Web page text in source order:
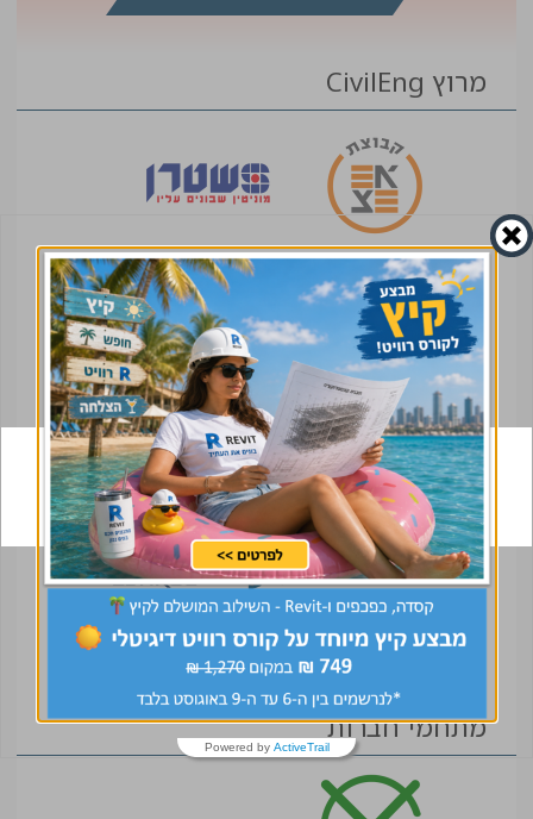
מרוץ CivilEng
מתחמי חברות
Powered by ActiveTrail